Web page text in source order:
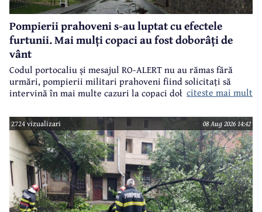
Pompierii prahoveni s-au luptat cu efectele
furtunii. Mai mulți copaci au fost doborâți de
vânt
Codul portocaliu și mesajul RO-ALERT nu au rămas fără
urmări, pompierii militari prahoveni fiind solicitați să
intervină în mai multe cazuri la copaci doborâți în urma
citeste mai mult
2724 vizualizari 08 Aug 2026 14:42